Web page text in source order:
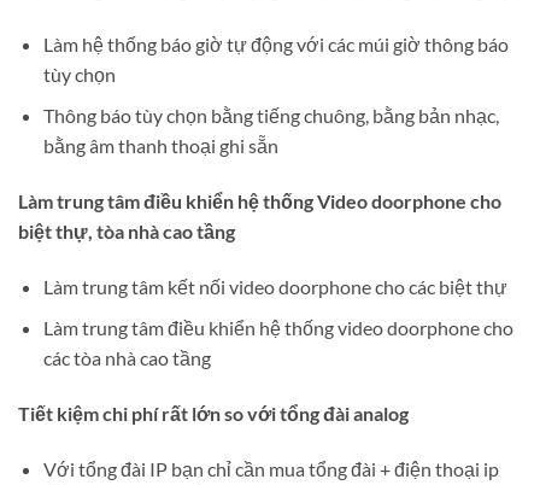
Làm hệ thống báo giờ tự động với các múi giờ thông báo
tùy chọn
Thông báo tùy chọn bằng tiếng chuông, bằng bản nhạc,
bằng âm thanh thoại ghi sẵn
Làm trung tâm điều khiển hệ thống Video doorphone cho
biệt thự, tòa nhà cao tầng
Làm trung tâm kết nối video doorphone cho các biệt thự
Làm trung tâm điều khiển hệ thống video doorphone cho
các tòa nhà cao tầng
Tiết kiệm chi phí rất lớn so với tổng đài analog
Với tổng đài IP bạn chỉ cần mua tổng đài + điện thoại ip